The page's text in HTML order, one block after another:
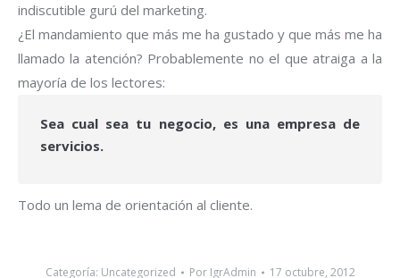
indiscutible gurú del marketing.
¿El mandamiento que más me ha gustado y que más me ha
llamado la atención? Probablemente no el que atraiga a la
mayoría de los lectores:
Sea cual sea tu negocio, es una empresa de
servicios.
Todo un lema de orientación al cliente.
Categoría: Uncategorized Por IgrAdmin
17 octubre, 2012